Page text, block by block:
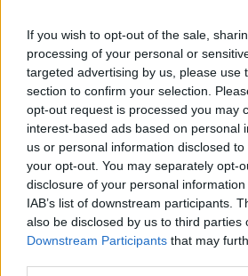
If you wish to opt-out of the sale,
processing of your personal or
targeted advertising by us, please use
section to confirm your selection.
opt-out request is processed you may
interest-based ads based on personal
us or personal information disclosed
your opt-out. You may separately opt-
disclosure of your personal
IAB’s list of downstream participants.
also be disclosed by us to third parties
Downstream Participants that may
Πηγή: ΑΠΕ-ΜΠΕ
Ακολουθήστε
στο Google